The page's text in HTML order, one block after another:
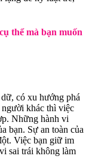
thể mà bạn muốn
có xu hướng phá
khác thì việc
Những hành vi
bạn. Sự an toàn của
Việc bạn giữ im
sai trái không làm